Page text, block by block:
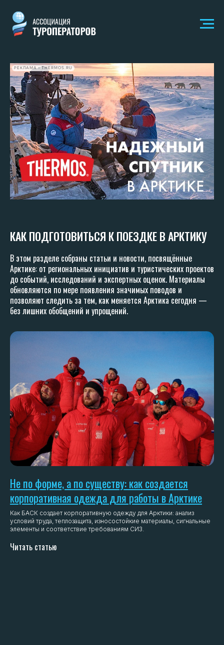
РЕКЛАМА • THERMOS.RU
КАК ПОДГОТОВИТЬСЯ К ПОЕЗДКЕ В АРКТИКУ
В этом разделе собраны статьи и новости, посвящённые
Арктике: от региональных инициатив и туристических проектов
до событий, исследований и экспертных оценок. Материалы
обновляются по мере появления значимых поводов и
позволяют следить за тем, как меняется Арктика сегодня —
без лишних обобщений и упрощений.
Не по форме, а по существу: как создается
корпоративная одежда для работы в Арктике
Как БАСК создает корпоративную одежду для Арктики: анализ
условий труда, теплозащита, износостойкие материалы, сигнальные
элементы и соответствие требованиям СИЗ.
Читать статью